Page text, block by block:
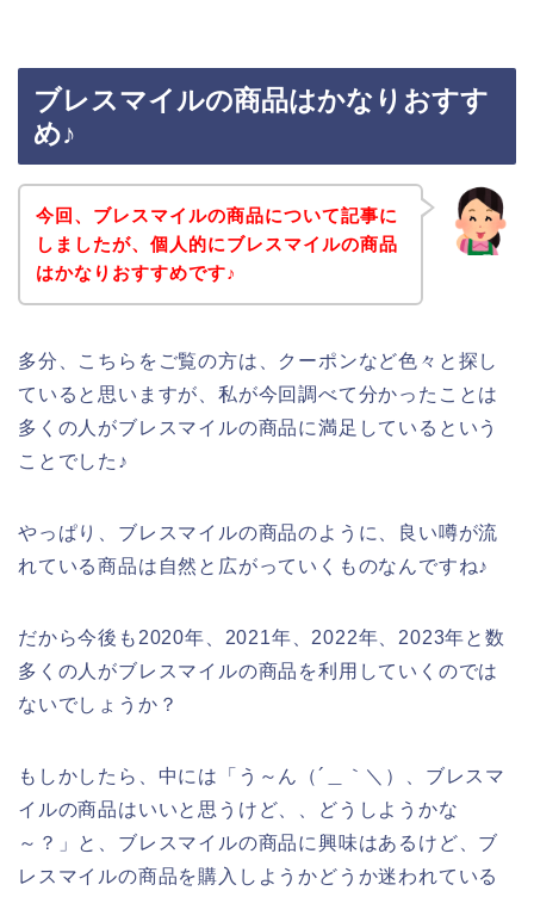
ブレスマイルの商品はかなりおすす
め♪
今回、ブレスマイルの商品について記事に
しましたが、個人的にブレスマイルの商品
はかなりおすすめです♪
多分、こちらをご覧の方は、クーポンなど色々と探し
ていると思いますが、私が今回調べて分かったことは
多くの人がブレスマイルの商品に満足しているという
ことでした♪
やっぱり、ブレスマイルの商品のように、良い噂が流
れている商品は自然と広がっていくものなんですね♪
だから今後も2020年、2021年、2022年、2023年と数
多くの人がブレスマイルの商品を利用していくのでは
ないでしょうか？
もしかしたら、中には「う～ん（´＿｀＼）、ブレスマ
イルの商品はいいと思うけど、、どうしようかな
～？」と、ブレスマイルの商品に興味はあるけど、ブ
レスマイルの商品を購入しようかどうか迷われている